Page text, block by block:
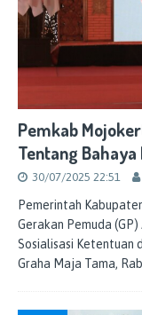
Pemkab
Tentang
30/07/2025 22:51
Pemerintah
Gerakan Pemuda
Sosialisasi Ketentuan
Graha Maja Tama,